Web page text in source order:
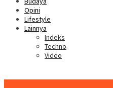
Opini
Lifestyle
Lainnya
Indeks
Techno
Video